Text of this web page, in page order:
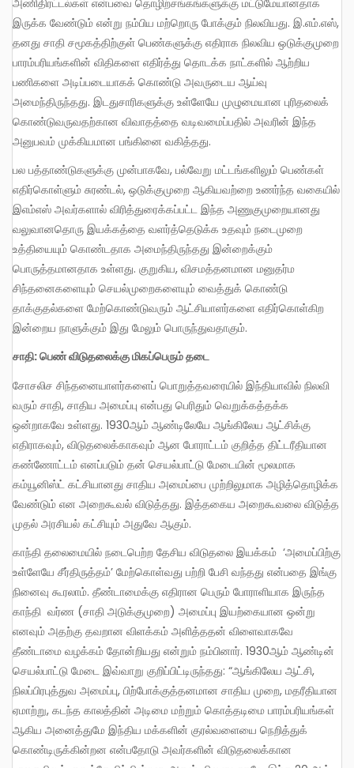
இருக்க வேண்டும் என்று நம்பிய மற்றொரு போக்கும் நிலவியது. இ.எம்.எஸ்,
தனது சாதி சமூகத்திற்குள் பெண்களுக்கு எதிராக நிலவிய ஒடுக்குமுறை
பாரம்பரியங்களின் விதிகளை எதிர்த்து தொடக்க நாட்களில் ஆற்றிய
பணிகளை அடிப்படையாகக் கொண்டு அவருடைய ஆய்வு
அமைந்திருந்தது. இடதுசாரிகளுக்கு உள்ளேயே முழுமையான புரிதலைக்
கொண்டுவருவதற்கான விவாதத்தை வடிவமைப்பதில் அவரின் இந்த
அனுபவம் முக்கியமான பங்கினை வகித்தது.
பல பத்தாண்டுகளுக்கு முன்பாகவே, பல்வேறு மட்டங்களிலும் பெண்கள்
எதிர்கொள்ளும் சுரண்டல், ஒடுக்குமுறை ஆகியவற்றை உணர்ந்த வகையில்
இஎம்எஸ் அவர்களால் விரித்துரைக்கப்பட்ட இந்த அணுகுமுறையானது
வலுவானதொரு இயக்கத்தை வளர்த்தெடுக்க உதவும் நடைமுறை
உத்தியையும் கொண்டதாக அமைந்திருந்தது இன்றைக்கும்
பொருத்தமானதாக உள்ளது. குறுகிய, விசமத்தனமான மனுதர்ம
சிந்தனைகளையும் செயல்முறைகளையும் வைத்துக் கொண்டு
தாக்குதல்களை மேற்கொண்டுவரும் ஆட்சியாளர்களை எதிர்கொள்கிற
இன்றைய நாளுக்கும் இது மேலும் பொருந்துவதாகும்.
சாதி:பெண் விடுதலைக்கு மிகப்பெரும் தடை
சோசலிச சிந்தனையாளர்களைப் பொறுத்தவரையில் இந்தியாவில் நிலவி
வரும் சாதி, சாதிய அமைப்பு என்பது பெரிதும் வெறுக்கத்தக்க
ஒன்றாகவே உள்ளது. 1930ஆம் ஆண்டிலேயே ஆங்கிலேய ஆட்சிக்கு
எதிராகவும், விடுதலைக்காகவும் ஆன போராட்டம் குறித்த திட்டரீதியான
கண்ணோட்டம் எனப்படும் தன் செயல்பாட்டு மேடையின் மூலமாக
கம்யூனிஸ்ட் கட்சியானது சாதிய அமைப்பை முற்றிலுமாக அழித்தொழிக்க
வேண்டும் என அறைகூவல் விடுத்தது. இத்தகைய அறைகூவலை விடுத்த
முதல் அரசியல் கட்சியும் அதுவே ஆகும்.
காந்தி தலைமையில் நடைபெற்ற தேசிய விடுதலை இயக்கம் ‘அமைப்பிற்கு
உள்ளேயே சீர்திருத்தம்’ மேற்கொள்வது பற்றி பேசி வந்தது என்பதை இங்கு
நினைவு கூரலாம். தீண்டாமைக்கு எதிரான பெரும் போராளியாக இருந்த
காந்தி வர்ண (சாதி அடுக்குமுறை) அமைப்பு இயற்கையான ஒன்று
எனவும் அதற்கு தவறான விளக்கம் அளித்ததன் விளைவாகவே
தீண்டாமை வழக்கம் தோன்றியது என்றும் நம்பினார். 1930ஆம் ஆண்டின்
செயல்பாட்டு மேடை இவ்வாறு குறிப்பிட்டிருந்தது: “ஆங்கிலேய ஆட்சி,
நிலப்பிரபுத்துவ அமைப்பு, பிற்போக்குத்தனமான சாதிய முறை, மதரீதியான
ஏமாற்று, கடந்த காலத்தின் அடிமை மற்றும் கொத்தடிமை பாரம்பரியங்கள்
ஆகிய அனைத்துமே இந்திய மக்களின் குரல்வளையை நெறித்துக்
கொண்டிருக்கின்றன என்பதோடு அவர்களின் விடுதலைக்கான